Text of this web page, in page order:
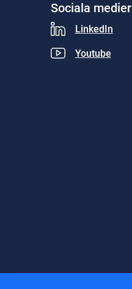
Sociala medier
LinkedIn
Youtube